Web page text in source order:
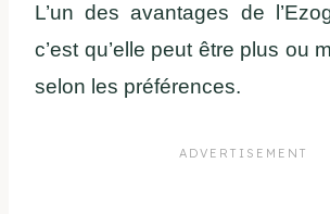
L’un des avantages de
c’est qu’elle peut être plus ou
selon les préférences.